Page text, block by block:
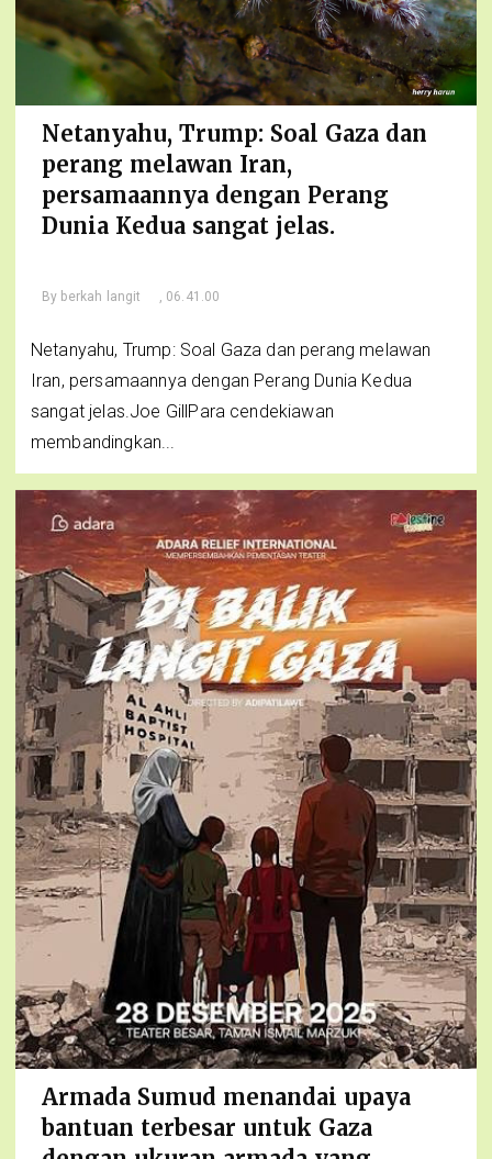
Netanyahu, Trump: Soal Gaza dan
perang melawan Iran,
persamaannya dengan Perang
Dunia Kedua sangat jelas.
By berkah langit , 06.41.00
Netanyahu, Trump: Soal Gaza dan perang melawan
Iran, persamaannya dengan Perang Dunia Kedua
sangat jelas.Joe GillPara cendekiawan
membandingkan...
Armada Sumud menandai upaya
bantuan terbesar untuk Gaza